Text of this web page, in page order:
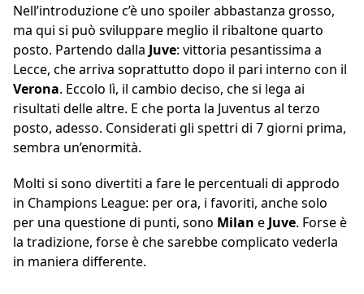
Nell’introduzione c’è uno spoiler abbastanza grosso,
ma qui si può sviluppare meglio il ribaltone quarto
posto. Partendo dalla Juve: vittoria pesantissima a
Lecce, che arriva soprattutto dopo il pari interno con il
Verona. Eccolo lì, il cambio deciso, che si lega ai
risultati delle altre. E che porta la Juventus al terzo
posto, adesso. Considerati gli spettri di 7 giorni prima,
sembra un’enormità.
Molti si sono divertiti a fare le percentuali di approdo
in Champions League: per ora, i favoriti, anche solo
per una questione di punti, sono Milan e Juve. Forse è
la tradizione, forse è che sarebbe complicato vederla
in maniera differente.